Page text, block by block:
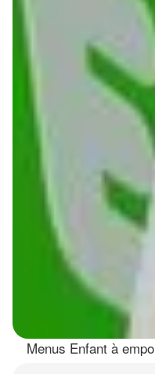
Menus Enfant à